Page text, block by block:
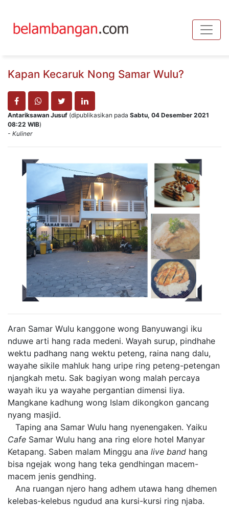
Kapan Kecaruk Nong Samar Wulu?
Antariksawan Jusuf (dipublikasikan pada Sabtu, 04 Desember 2021
08:22 WIB)
- Kuliner
Aran Samar Wulu kanggone wong Banyuwangi iku
nduwe arti hang rada medeni. Wayah surup, pindhahe
wektu padhang nang wektu peteng, raina nang dalu,
wayahe sikile mahluk hang uripe ring peteng-petengan
njangkah metu. Sak bagiyan wong malah percaya
wayah iku ya wayahe pergantian dimensi liya.
Mangkane kadhung wong Islam dikongkon gancang
nyang masjid.
Taping ana Samar Wulu hang nyenengaken. Yaiku
Cafe Samar Wulu hang ana ring elore hotel Manyar
Ketapang. Saben malam Minggu ana live band hang
bisa ngejak wong hang teka gendhingan macem-
macem jenis gendhing.
Ana ruangan njero hang adhem utawa hang dhemen
kelebas-kelebus ngudud ana kursi-kursi ring njaba.